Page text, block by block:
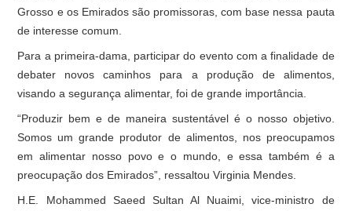
Grosso e os Emirados são promissoras, com base nessa pauta
de interesse comum.
Para a primeira-dama, participar do evento com a finalidade de
debater novos caminhos para a produção de alimentos,
visando a segurança alimentar, foi de grande importância.
“Produzir bem e de maneira sustentável é o nosso objetivo.
Somos um grande produtor de alimentos, nos preocupamos
em alimentar nosso povo e o mundo, e essa também é a
preocupação dos Emirados”, ressaltou Virginia Mendes.
H.E. Mohammed Saeed Sultan Al Nuaimi, vice-ministro de